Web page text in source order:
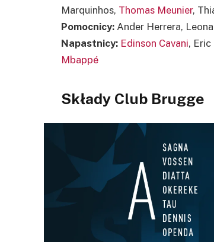
Marquinhos, Thomas Meunier,
Pomocnicy: Ander Herrera,
Napastnicy: Edinson Cavani,
Mbappé
Składy Club Brugge